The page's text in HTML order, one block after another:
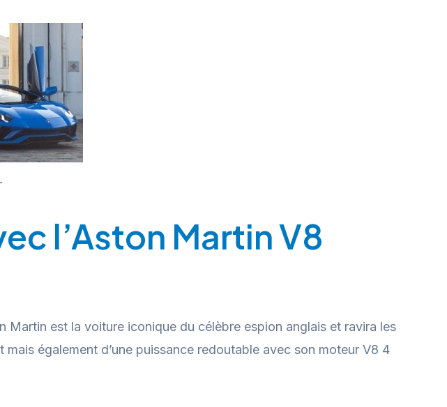
l’Aston Martin V8
Martin est la voiture iconique du célèbre espion anglais et ravira les
également d’une puissance redoutable avec son moteur V8 4